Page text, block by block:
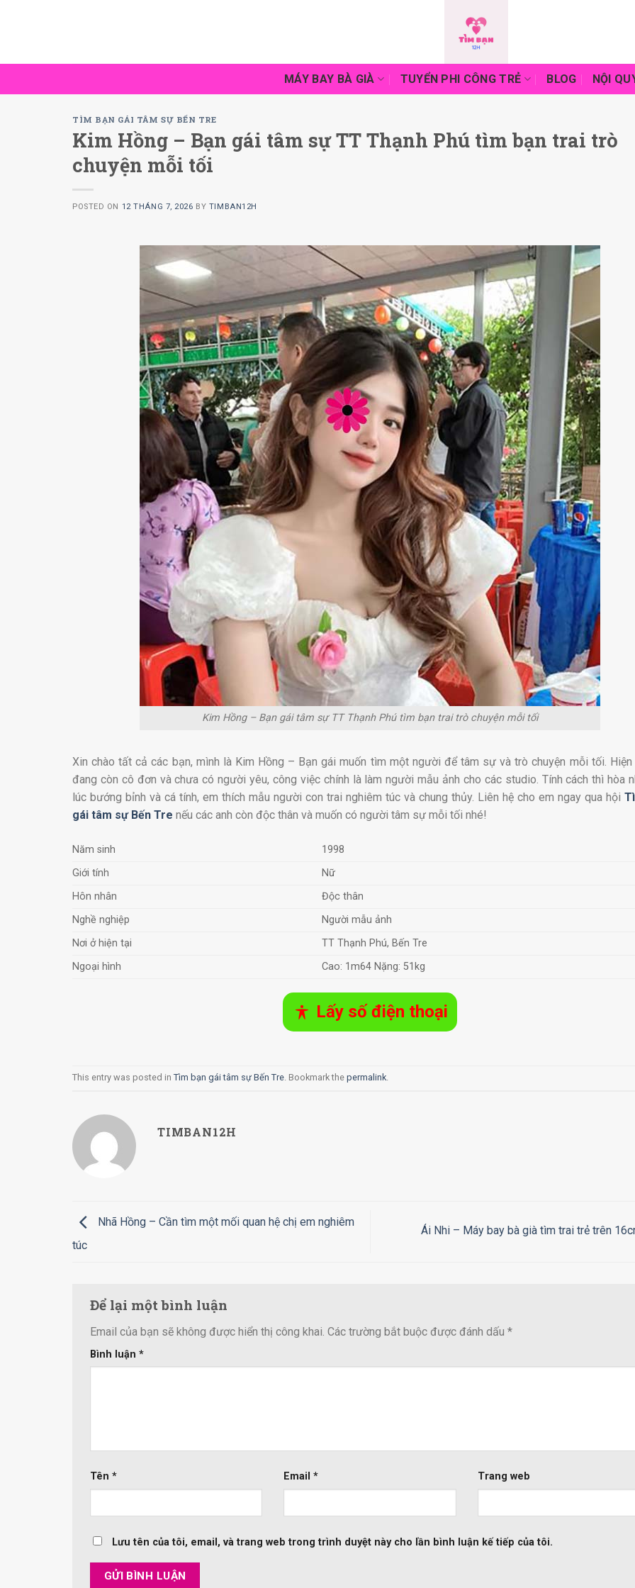
MÁY BAY BÀ GIÀ TUYỂN PHI CÔNG TRẺ BLOG NỘI
TÌM BẠN GÁI TÂM SỰ BẾN TRE
Kim Hồng – Bạn gái tâm sự TT Thạnh Phú tìm bạn trai trò
chuyện mỗi tối
POSTED ON 12 THÁNG 7, 2026 BY TIMBAN12H
Kim Hồng – Bạn gái tâm sự TT Thạnh Phú tìm bạn trai trò chuyện mỗi tối
Xin chào tất cả các bạn, mình là Kim Hồng – Bạn gái muốn tìm một người để tâm sự và trò chuyện mỗi tối.
đang còn cô đơn và chưa có người yêu, công việc chính là làm người mẫu ảnh cho các studio. Tính cách thì hòa
lúc bướng bỉnh và cá tính, em thích mẫu người con trai nghiêm túc và chung thủy. Liên hệ cho em ngay qua hội
gái tâm sự Bến Tre nếu các anh còn độc thân và muốn có người tâm sự mỗi tối nhé!
Năm sinh
1998
Giới tính
Nữ
Hôn nhân
Độc thân
Nghề nghiệp
Người mẫu ảnh
Nơi ở hiện tại
TT Thạnh Phú, Bến Tre
Ngoại hình
Cao: 1m64 Nặng: 51kg
Lấy số điện thoại
This entry was posted in Tìm bạn gái tâm sự Bến Tre. Bookmark the permalink.
TIMBAN12H
Nhã Hồng – Cần tìm một mối quan hệ chị em nghiêm
túc
Ái Nhi – Máy bay bà già tìm trai trẻ trên
Để lại một bình luận
Email của bạn sẽ không được hiển thị công khai. Các trường bắt buộc được đánh dấu *
Bình luận *
Tên * Email* Trang web
Lưu tên của tôi, email, và trang web trong trình duyệt này cho lần bình luận kế tiếp của tôi.